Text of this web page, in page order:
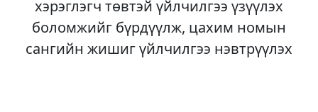
хэрэглэгч төвтэй үйлчилгээ үзүүлэх
боломжийг бүрдүүлж, цахим номын
сангийн жишиг үйлчилгээ нэвтрүүлэх